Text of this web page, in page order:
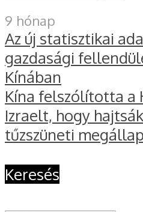
9 hónap
Az új statisztikai
gazdasági
Kínában
Kína felszólította a
Izraelt, hogy
tűzszüneti
Keresés